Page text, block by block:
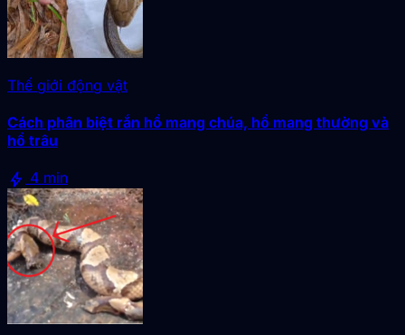
Thế giới động vật
Cách phân biệt rắn hổ mang chúa, hổ mang thường và
hổ trâu
bolt 4 min